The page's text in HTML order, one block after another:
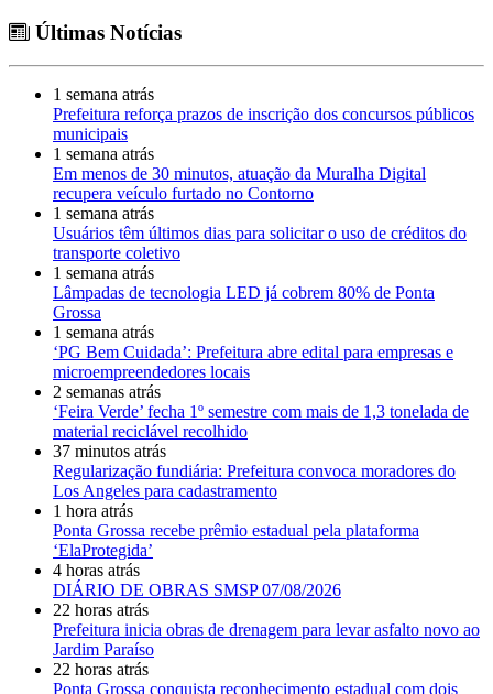
Últimas Notícias
1 semana atrás
Prefeitura reforça prazos de inscrição dos concursos públicos
municipais
1 semana atrás
Em menos de 30 minutos, atuação da Muralha Digital
recupera veículo furtado no Contorno
1 semana atrás
Usuários têm últimos dias para solicitar o uso de créditos do
transporte coletivo
1 semana atrás
Lâmpadas de tecnologia LED já cobrem 80% de Ponta
Grossa
1 semana atrás
‘PG Bem Cuidada’: Prefeitura abre edital para empresas e
microempreendedores locais
2 semanas atrás
‘Feira Verde’ fecha 1º semestre com mais de 1,3 tonelada de
material reciclável recolhido
37 minutos atrás
Regularização fundiária: Prefeitura convoca moradores do
Los Angeles para cadastramento
1 hora atrás
Ponta Grossa recebe prêmio estadual pela plataforma
‘ElaProtegida’
4 horas atrás
DIÁRIO DE OBRAS SMSP 07/08/2026
22 horas atrás
Prefeitura inicia obras de drenagem para levar asfalto novo ao
Jardim Paraíso
22 horas atrás
Ponta Grossa conquista reconhecimento estadual com dois